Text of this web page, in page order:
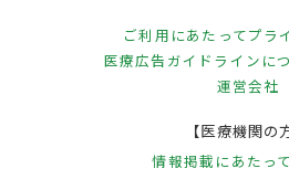
ご利用にあたってプラ
医療広告ガイドラインに
運営会社
【医療機関の
情報掲載にあたって